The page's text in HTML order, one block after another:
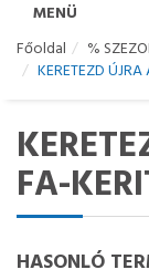
MENÜ
Főoldal
%
KERETEZD ÚJRA
FA-
HASONLÓ